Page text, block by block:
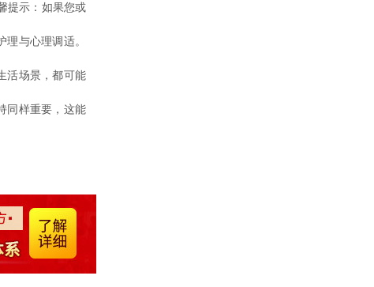
提示：如果您或
与心理调适。
活场景，都可能
同样重要，这能